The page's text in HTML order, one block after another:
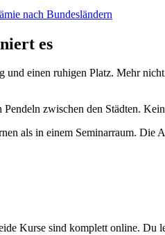
nach Bundesländern
es
einen ruhigen Platz. Mehr
zwischen den Städten.
als in einem Seminarraum.
Kurse sind komplett online. Du